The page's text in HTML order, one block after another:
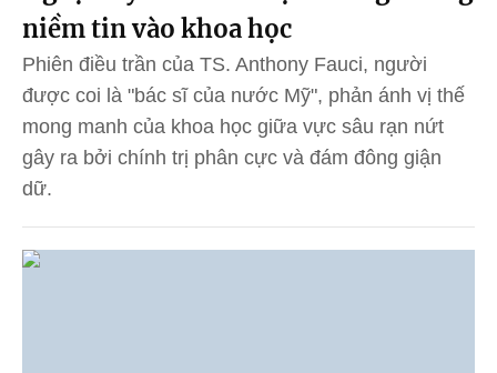
niềm tin vào khoa học
Phiên điều trần của TS. Anthony Fauci, người
được coi là "bác sĩ của nước Mỹ", phản ánh vị thế
mong manh của khoa học giữa vực sâu rạn nứt
gây ra bởi chính trị phân cực và đám đông giận
dữ.